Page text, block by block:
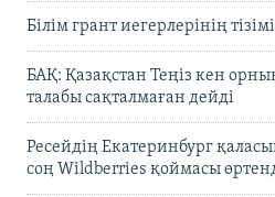
Білім грант иегерлерінің
БАҚ: Қазақстан Теңіз кен
талабы сақталмаған дейді
Ресейдің Екатеринбург
соң Wildberries қоймасы